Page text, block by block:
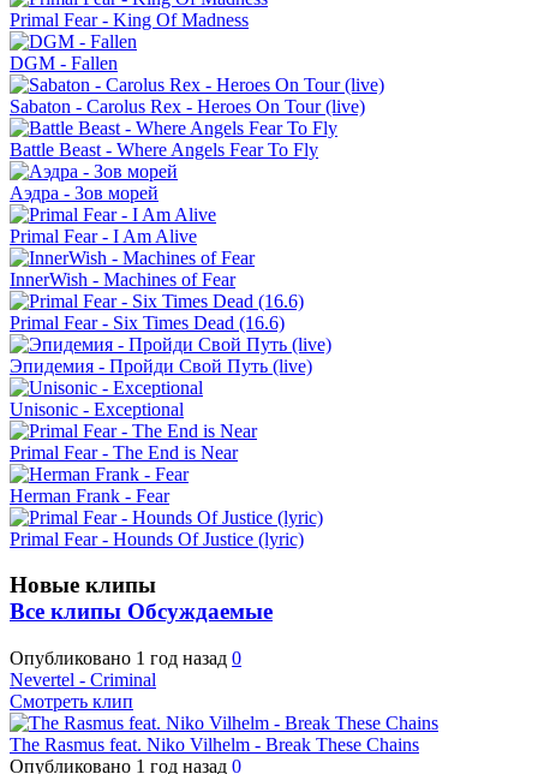
Primal Fear - King Of Madness
DGM - Fallen
Sabaton - Carolus Rex - Heroes On Tour (live)
Battle Beast - Where Angels Fear To Fly
Аэдра - Зов морей
Primal Fear - I Am Alive
InnerWish - Machines of Fear
Primal Fear - Six Times Dead (16.6)
Эпидемия - Пройди Свой Путь (live)
Unisonic - Exceptional
Primal Fear - The End is Near
Herman Frank - Fear
Primal Fear - Hounds Of Justice (lyric)
Новые клипы
Все клипы Обсуждаемые
Опубликовано 1 год назад 0
Nevertel - Criminal
Смотреть клип
The Rasmus feat. Niko Vilhelm - Break These Chains
Опубликовано 1 год назад 0